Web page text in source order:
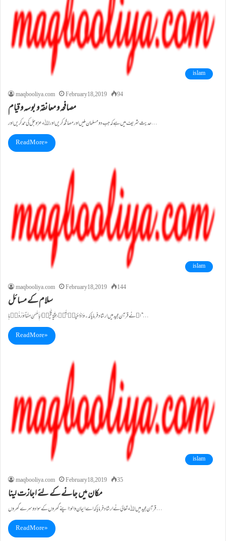
islam
maqbooliya.com
February 18, 2019 94
مصافحہ و معانقہ و بوسہ و قیام
حدیث شریف میں ہے کہ جب دو مسلمان ملیں اور مصافحہ کریں اور اﷲعزوجل کی حمد کریں اور…
Read More »
islam
maqbooliya.com
February 18, 2019 144
سلام کے مسائل
اﷲ نے قرآن مجید میں ارشاد فرمایا کہ۔ وَ اِذَا حُیِّیۡتُمۡ بِتَحِیَّۃٍ فَحَیُّوۡا بِاَحْسَنَ مِنْہَاۤ اَوْ رُدُّوۡہَا ؕ…
Read More »
islam
maqbooliya.com
February 18, 2019 35
مکان میں جانے کے لئے اجازت لینا
قرآن مجید میں اﷲ تعالیٰ نے ارشاد فرمایا کہ اے ایمان والو! اپنے گھروں کے سوا دوسرے گھروں…
Read More »